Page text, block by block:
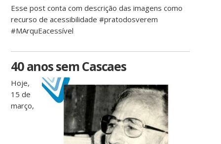
Esse post conta com descrição das imagens como
recurso de acessibilidade #pratodosverem
#MArquEacessível
40 anos sem Cascaes
Hoje,
15 de
março,